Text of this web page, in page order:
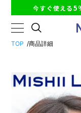
今すぐ使える
TOP 商品詳細